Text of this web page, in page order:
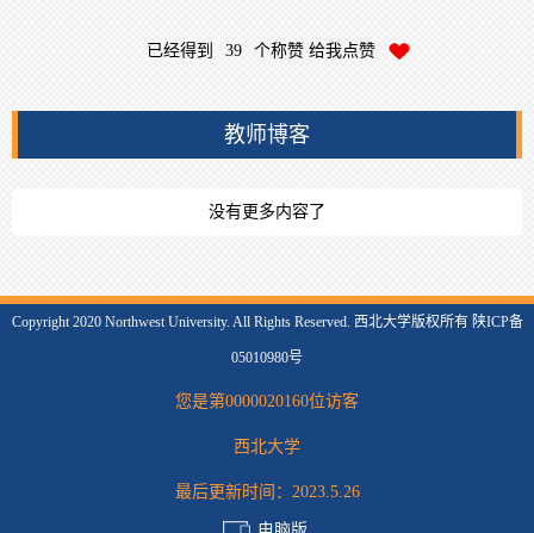
已经得到 39 个称赞 给我点赞
教师博客
没有更多内容了
Copyright 2020 Northwest University. All Rights Reserved. 西北大学版权所有 陕ICP备
05010980号
您是第0000020160位访客
西北大学
最后更新时间： 2023.5.26